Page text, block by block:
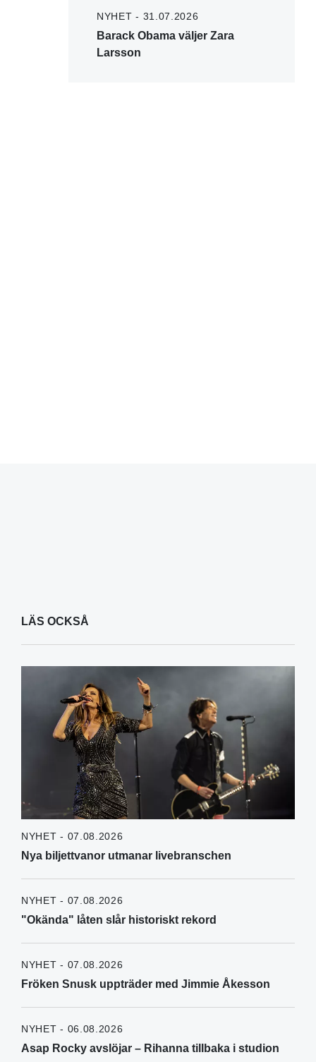
NYHET - 31.07.2026
Barack Obama väljer Zara
Larsson
LÄS OCKSÅ
NYHET - 07.08.2026
Nya biljettvanor utmanar livebranschen
NYHET - 07.08.2026
"Okända" låten slår historiskt rekord
NYHET - 07.08.2026
Fröken Snusk uppträder med Jimmie Åkesson
NYHET - 06.08.2026
Asap Rocky avslöjar – Rihanna tillbaka i studion